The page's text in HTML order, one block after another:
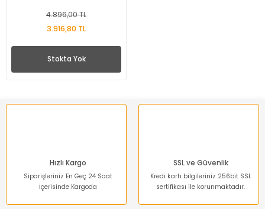
4.896,00 TL
3.916,80 TL
Stokta Yok
Hızlı Kargo
Siparişleriniz En Geç 24 Saat
İçerisinde Kargoda
SSL ve Güvenlik
Kredi kartı bilgileriniz 256bit SSL
sertifikası ile korunmaktadır.